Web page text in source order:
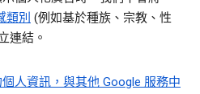
類別 (例如基於種族、宗教、性
連結。
人資訊，與其他 Google 服務中